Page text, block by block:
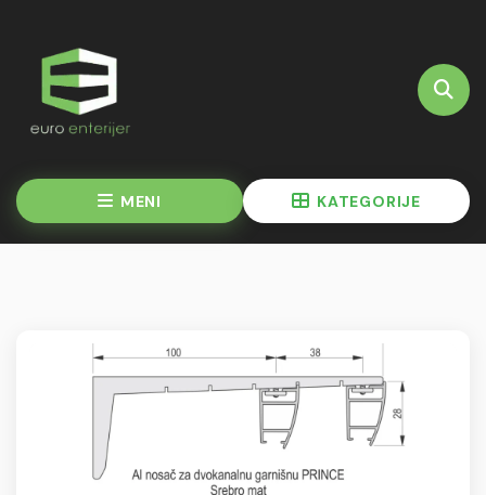
MENI KATEGORIJE